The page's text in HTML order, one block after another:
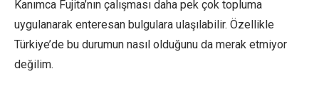
Kanımca Fujita’nın çalışması daha pek çok topluma
uygulanarak enteresan bulgulara ulaşılabilir. Özellikle
Türkiye’de bu durumun nasıl olduğunu da merak etmiyor
değilim.